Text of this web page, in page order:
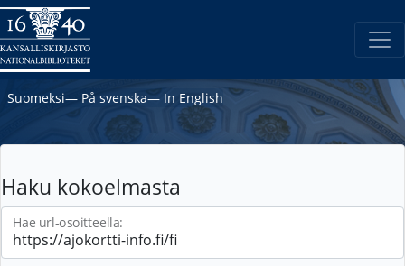
Suomeksi― På svenska― In English
Haku kokoelmasta
Hae url-osoitteella: